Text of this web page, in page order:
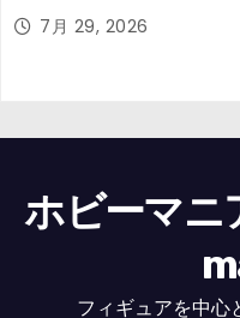
7月 29, 2026
ホビーマニ
フィギュアを中心